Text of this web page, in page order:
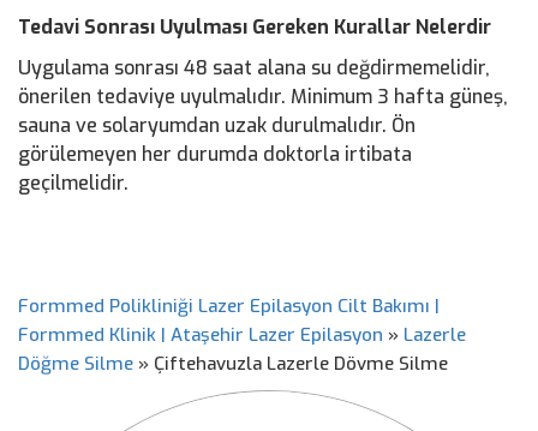
Tedavi Sonrası Uyulması Gereken Kurallar Nelerdir
Uygulama sonrası 48 saat alana su değdirmemelidir,
önerilen tedaviye uyulmalıdır. Minimum 3 hafta güneş,
sauna ve solaryumdan uzak durulmalıdır. Ön
görülemeyen her durumda doktorla irtibata
geçilmelidir.
Formmed Polikliniği Lazer Epilasyon Cilt Bakımı |
Formmed Klinik | Ataşehir Lazer Epilasyon » Lazerle
Döğme Silme » Çiftehavuzla Lazerle Dövme Silme